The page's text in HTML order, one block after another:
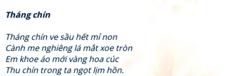
Tháng chín
Tháng chín ve sầu hết mỉ non
Cành me nghiêng lá mắt xoe tròn
Em khoe áo mới vàng hoa cúc
Thu chín trong ta ngọt lịm hồn.